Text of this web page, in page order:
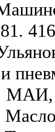
МАИ,